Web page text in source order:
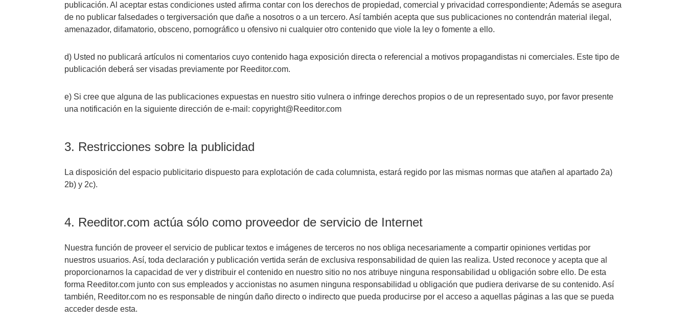
publicación. Al aceptar estas condiciones usted afirma contar con los derechos de propiedad, comercial y privacidad correspondiente; Además se asegura
de no publicar falsedades o tergiversación que dañe a nosotros o a un tercero. Así también acepta que sus publicaciones no contendrán material ilegal,
amenazador, difamatorio, obsceno, pornográfico u ofensivo ni cualquier otro contenido que viole la ley o fomente a ello.
d) Usted no publicará artículos ni comentarios cuyo contenido haga exposición directa o referencial a motivos propagandistas ni comerciales. Este tipo de
publicación deberá ser visadas previamente por Reeditor.com.
e) Si cree que alguna de las publicaciones expuestas en nuestro sitio vulnera o infringe derechos propios o de un representado suyo, por favor presente
una notificación en la siguiente dirección de e-mail: copyright@Reeditor.com
3. Restricciones sobre la publicidad
La disposición del espacio publicitario dispuesto para explotación de cada columnista, estará regido por las mismas normas que atañen al apartado 2a)
2b) y 2c).
4. Reeditor.com actúa sólo como proveedor de servicio de Internet
Nuestra función de proveer el servicio de publicar textos e imágenes de terceros no nos obliga necesariamente a compartir opiniones vertidas por
nuestros usuarios. Así, toda declaración y publicación vertida serán de exclusiva responsabilidad de quien las realiza. Usted reconoce y acepta que al
proporcionarnos la capacidad de ver y distribuir el contenido en nuestro sitio no nos atribuye ninguna responsabilidad u obligación sobre ello. De esta
forma Reeditor.com junto con sus empleados y accionistas no asumen ninguna responsabilidad u obligación que pudiera derivarse de su contenido. Así
también, Reeditor.com no es responsable de ningún daño directo o indirecto que pueda producirse por el acceso a aquellas páginas a las que se pueda
acceder desde esta.